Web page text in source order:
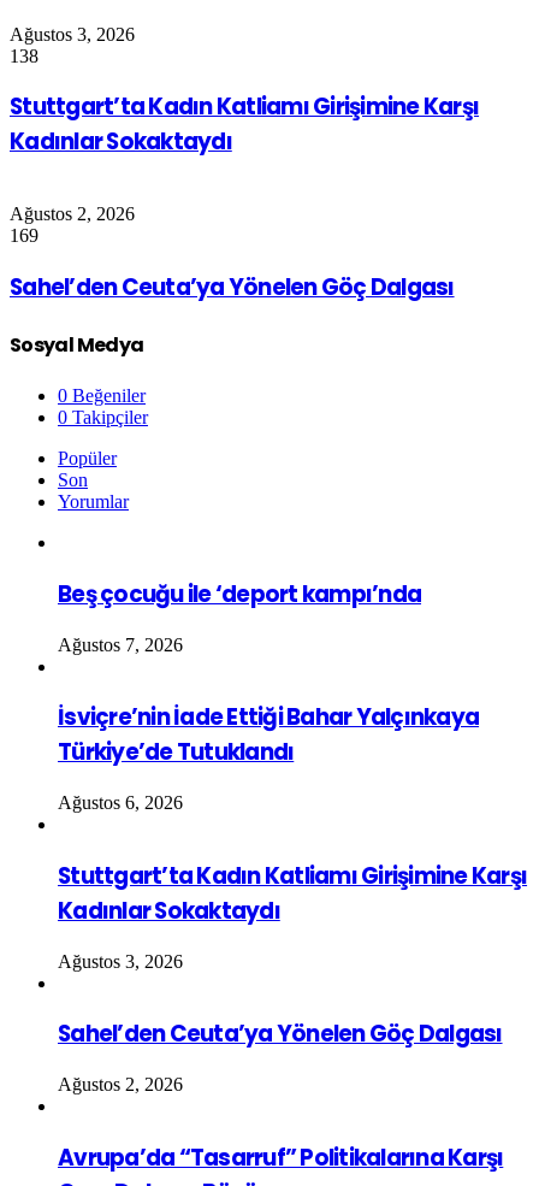
Ağustos 3, 2026
138
Stuttgart’ta Kadın Katliamı Girişimine Karşı
Kadınlar Sokaktaydı
Ağustos 2, 2026
169
Sahel’den Ceuta’ya Yönelen Göç Dalgası
Sosyal Medya
0 Beğeniler
0 Takipçiler
Popüler
Son
Yorumlar
Beş çocuğu ile ‘deport kampı’nda
Ağustos 7, 2026
İsviçre’nin İade Ettiği Bahar Yalçınkaya
Türkiye’de Tutuklandı
Ağustos 6, 2026
Stuttgart’ta Kadın Katliamı Girişimine Karşı
Kadınlar Sokaktaydı
Ağustos 3, 2026
Sahel’den Ceuta’ya Yönelen Göç Dalgası
Ağustos 2, 2026
Avrupa’da “Tasarruf” Politikalarına Karşı